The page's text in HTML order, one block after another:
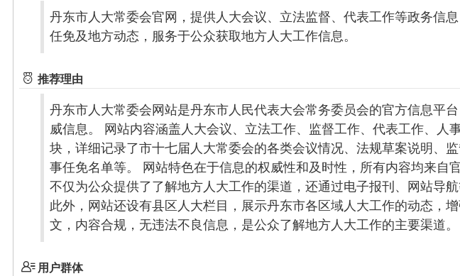
丹东市人大常委会官网，提供人大会议、立法监督、代表工作等政务信
任免及地方动态，服务于公众获取地方人大工作信息。
推荐理由
丹东市人大常委会网站是丹东市人民代表大会常务委员会的官方信息平
威信息。 网站内容涵盖人大会议、立法工作、监督工作、代表工作、人
块，详细记录了市十七届人大常委会的各类会议情况、法规草案说明、
事任免名单等。 网站特色在于信息的权威性和及时性，所有内容均来自
不仅为公众提供了了解地方人大工作的渠道，还通过电子报刊、网站导
此外，网站还设有县区人大栏目，展示丹东市各区域人大工作的动态，
文，内容合规，无违法不良信息，是公众了解地方人大工作的主要渠道。
用户群体